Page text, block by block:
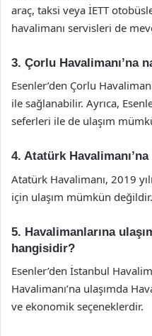
araç, taksi veya İETT
havalimanı servisleri de
3. Çorlu Havalimanı’na
Esenler’den Çorlu
ile sağlanabilir. Ayrıca,
seferleri ile de ulaşım
4. Atatürk
Atatürk Havalimanı, 2019
için ulaşım mümkün değildir.
5. Havalimanlarına
hangisidir?
Esenler’den İstanbul
Havalimanı’na ulaşımda
ve ekonomik seçeneklerdir.